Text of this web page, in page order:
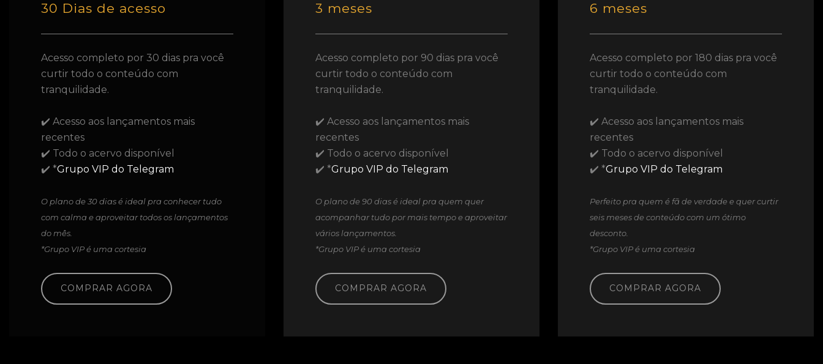
30 Dias de acesso
Acesso completo por 30 dias pra você
curtir todo o conteúdo com
tranquilidade.
✔️ Acesso aos lançamentos mais
recentes
✔️ Todo o acervo disponível
✔️ *Grupo VIP do Telegram
O plano de 30 dias é ideal pra conhecer tudo
com calma e aproveitar todos os lançamentos
do mês.
*Grupo VIP é uma cortesia
COMPRAR AGORA
3 meses
Acesso completo por 90 dias pra você
curtir todo o conteúdo com
tranquilidade.
✔️ Acesso aos lançamentos mais
recentes
✔️ Todo o acervo disponível
✔️ *Grupo VIP do Telegram
O plano de 90 dias é ideal pra quem quer
acompanhar tudo por mais tempo e aproveitar
vários lançamentos.
*Grupo VIP é uma cortesia
COMPRAR AGORA
6 meses
Acesso completo por 180 dias pra você
curtir todo o conteúdo com
tranquilidade.
✔️ Acesso aos lançamentos mais
recentes
✔️ Todo o acervo disponível
✔️ *Grupo VIP do Telegram
Perfeito pra quem é fã de verdade e quer curtir
seis meses de conteúdo com um ótimo
desconto.
*Grupo VIP é uma cortesia
COMPRAR AGORA